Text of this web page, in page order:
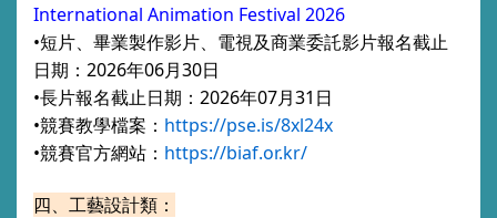
International Animation Festival 2026
•短片、畢業製作影片、電視及商業委託影片報名截止
日期：2026年06月30日
•長片報名截止日期：2026年07月31日
•競賽教學檔案： https://pse.is/8xl24x
•競賽官方網站： https://biaf.or.kr/
四、工藝設計類：